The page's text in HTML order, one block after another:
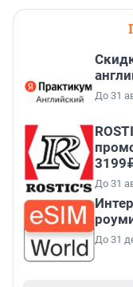
До 31
До 31
До 31